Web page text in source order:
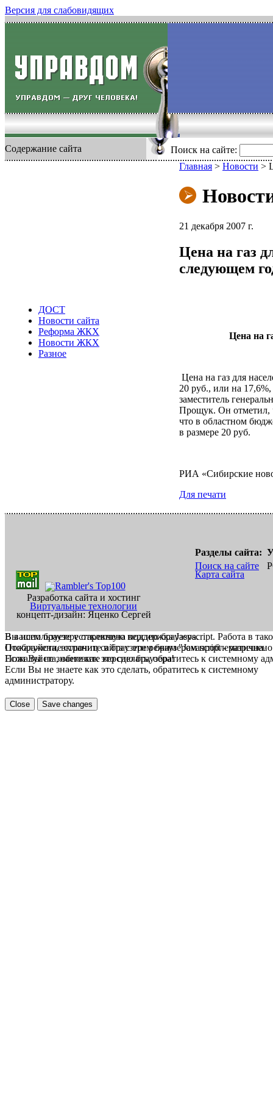
Версия для слабовидящих
Содержание сайта Поиск на сайте:
ДОСТ
Новости сайта
Реформа ЖКХ
Новости ЖКХ
Разное
Главная > Новости >
21 декабря 2007 г.
Цена на газ
следующем
Цена на
Цена на газ для
20 руб., или на
заместитель
Прощук. Он отметил,
что в областном
в размере 20 руб.
РИА «Сибирские
Для печати
Разработка сайта и хостинг
Виртуальные технологии
концепт-дизайн: Яценко Сергей
Разделы сайта:
Поиск на сайте
Карта сайта
В вашем браузере отключена поддержка Jasvscript. Работа в
Пожалуйста, включите в браузере режим "Javascript -
Если Вы не знаете как это сделать, обратитесь к системному
Вы используете устаревшую версию браузера.
Отображение страниц сайта с этим браузером проблематична.
Пожалуйста, обновите версию браузера!
Если Вы не знаете как это сделать, обратитесь к системному
администратору.
Close Save changes